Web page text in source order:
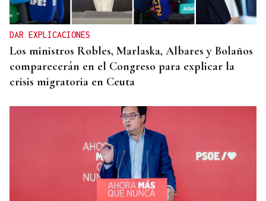
DAR EXPLICACIONES
Los ministros Robles, Marlaska, Albares y Bolaños
comparecerán en el Congreso para explicar la
crisis migratoria en Ceuta